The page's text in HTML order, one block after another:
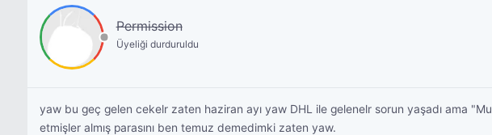
Permission
Üyeliği durduruldu
yaw bu geç gelen cekelr zaten haziran ayı yaw DHL ile gelenelr sorun yaşadı ama
etmişler almış parasını ben temuz demedimki zaten yaw.